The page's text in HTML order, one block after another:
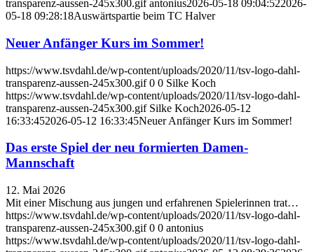
transparenz-aussen-245x300.gif antonius2026-05-18 09:04:522026-
05-18 09:28:18Auswärtspartie beim TC Halver
Neuer Anfänger Kurs im Sommer!
https://www.tsvdahl.de/wp-content/uploads/2020/11/tsv-logo-dahl-
transparenz-aussen-245x300.gif 0 0 Silke Koch
https://www.tsvdahl.de/wp-content/uploads/2020/11/tsv-logo-dahl-
transparenz-aussen-245x300.gif Silke Koch2026-05-12
16:33:452026-05-12 16:33:45Neuer Anfänger Kurs im Sommer!
Das erste Spiel der neu formierten Damen-
Mannschaft
12. Mai 2026
Mit einer Mischung aus jungen und erfahrenen Spielerinnen trat…
https://www.tsvdahl.de/wp-content/uploads/2020/11/tsv-logo-dahl-
transparenz-aussen-245x300.gif 0 0 antonius
https://www.tsvdahl.de/wp-content/uploads/2020/11/tsv-logo-dahl-